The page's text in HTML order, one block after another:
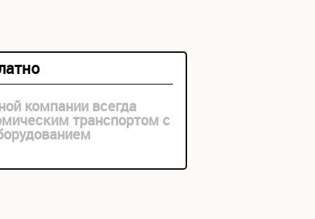
компании всегда
транспортом с